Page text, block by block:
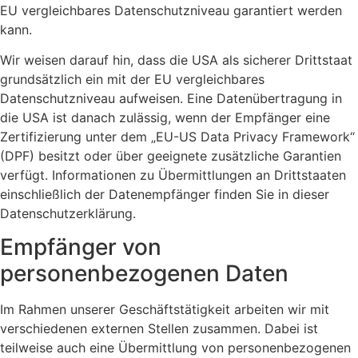
EU vergleichbares Datenschutzniveau garantiert werden
kann.
Wir weisen darauf hin, dass die USA als sicherer Drittstaat
grundsätzlich ein mit der EU vergleichbares
Datenschutzniveau aufweisen. Eine Datenübertragung in
die USA ist danach zulässig, wenn der Empfänger eine
Zertifizierung unter dem „EU-US Data Privacy Framework“
(DPF) besitzt oder über geeignete zusätzliche Garantien
verfügt. Informationen zu Übermittlungen an Drittstaaten
einschließlich der Datenempfänger finden Sie in dieser
Datenschutzerklärung.
Empfänger von
personenbezogenen Daten
Im Rahmen unserer Geschäftstätigkeit arbeiten wir mit
verschiedenen externen Stellen zusammen. Dabei ist
teilweise auch eine Übermittlung von personenbezogenen